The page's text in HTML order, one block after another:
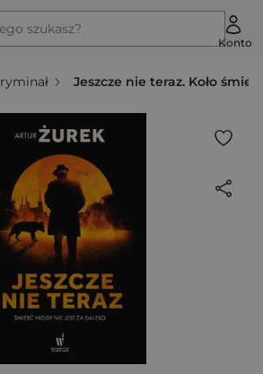
szukasz?
Konto
Jeszcze nie teraz. Koło